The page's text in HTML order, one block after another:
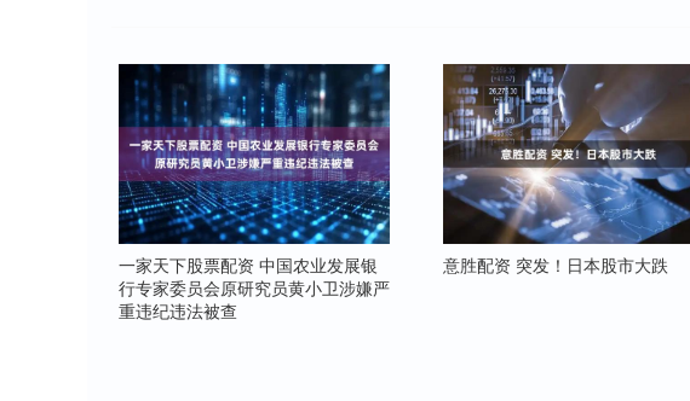
一家天下股票配资 中国农业发展银
行专家委员会原研究员黄小卫涉嫌严
重违纪违法被查
意胜配资 突发！日本股市大跌